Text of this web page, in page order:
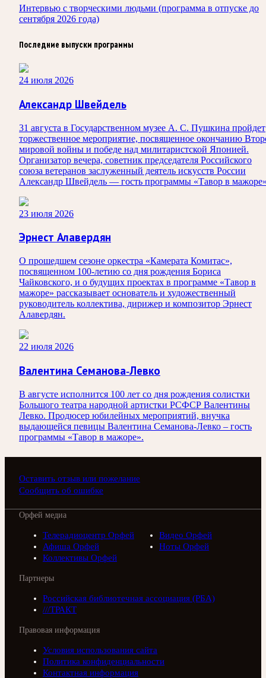
Интервью с творческими людьми (программа в отпуске до
сентября 2026 года)
Последние выпуски программы
24 июля 2026
Александр Швейдель
31 августа в Государственном музее А. С. Пушкина пройдет
торжественное мероприятие, посвященное окончанию
мировой войны и победе над милитаристской Японией.
Организатор вечера, советник председателя Российского
союза ветеранов заслуженный деятель искусств России
Александр Швейдель — гость программы «Тавор в
23 июля 2026
Эрнест Алавердян
О прошедшем сезоне оркестра «Камерата Комитас»,
посвященном 100-летию со дня рождения Бориса
Чайковского, и о будущих проектах в программе «Тавор в
мажоре» рассказывает основатель и художественный
руководитель коллектива, дирижер и композитор Эрнест
Алавердян.
22 июля 2026
Валентина Семанова-Левко
В августе исполнится 100 лет со дня рождения солистки
Большого театра народной артистки РСФСР Валентины
Левко. Продюсер юбилейных мероприятий, внучка
выдающейся певицы Валентина Семанова-Левко – гость
программы «Тавор в мажоре».
Оставить отзыв или пожелание
Сообщить об ошибке
Орфей медиа
Телерадиоцентр Орфей
Видео Орфей
Афиша Орфей
Ноты Орфей
Коллективы Орфей
Партнеры
Российская библиотечная ассоциация (РБА)
///ТРАКТ
Правовая информация
Условия использования сайта
Политика конфиденциальности
Контактная информация